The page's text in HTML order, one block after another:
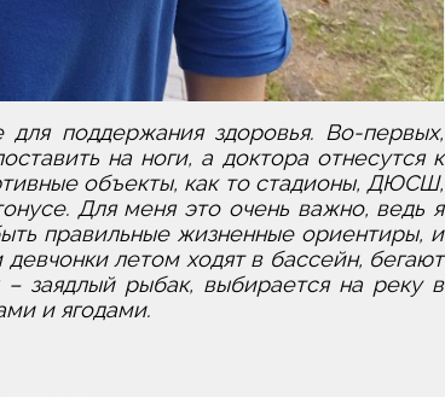
поддержания здоровья. Во-первых,
на ноги, а доктора отнесутся к
объекты, как то стадионы, ДЮСШ,
Для меня это очень важно, ведь я
правильные жизненные ориентиры, и
летом ходят в бассейн, бегают
заядлый рыбак, выбирается на реку в
и ягодами.